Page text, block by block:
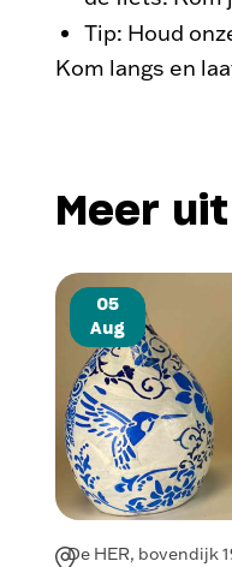
Tip: Houd
Kom langs en
Meer
05
Aug
De HER, bovendijk